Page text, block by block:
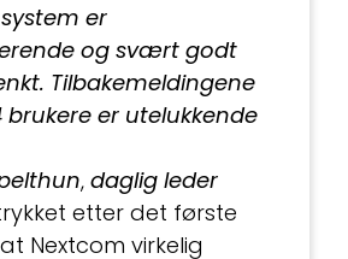
er
og svært godt
Tilbakemeldingene
brukere er utelukkende
, daglig leder
etter det første
Nextcom virkelig